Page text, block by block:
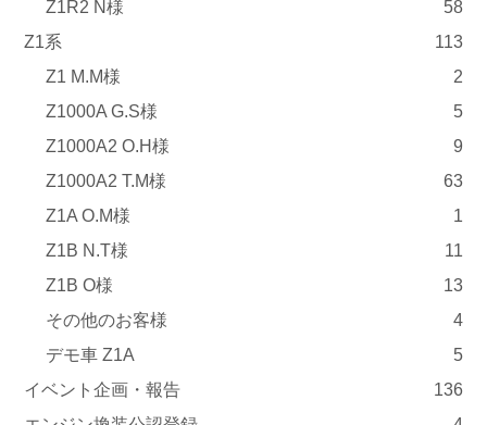
Z1R2 N様
58
Z1系
113
Z1 M.M様
2
Z1000A G.S様
5
Z1000A2 O.H様
9
Z1000A2 T.M様
63
Z1A O.M様
1
Z1B N.T様
11
Z1B O様
13
その他のお客様
4
デモ車 Z1A
5
イベント企画・報告
136